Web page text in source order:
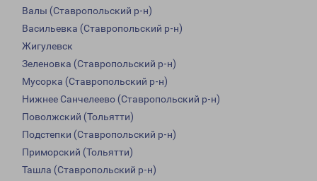
Валы (Ставропольский р-н)
Васильевка (Ставропольский р-н)
Жигулевск
Зеленовка (Ставропольский р-н)
Мусорка (Ставропольский р-н)
Нижнее Санчелеево (Ставропольский р-н)
Поволжский (Тольятти)
Подстепки (Ставропольский р-н)
Приморский (Тольятти)
Ташла (Ставропольский р-н)